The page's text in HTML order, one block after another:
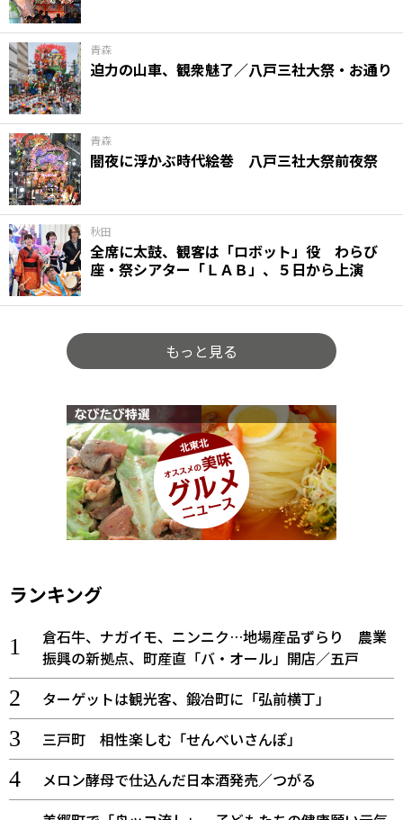
青森
迫力の山車、観衆魅了／八戸三社大祭・お通り
青森
闇夜に浮かぶ時代絵巻 八戸三社大祭前夜祭
秋田
全席に太鼓、観客は「ロボット」役 わらび
座・祭シアター「ＬＡＢ」、５日から上演
もっと見る
ランキング
倉石牛、ナガイモ、ニンニク…地場産品ずらり 農業
振興の新拠点、町産直「バ・オール」開店／五戸
ターゲットは観光客、鍛冶町に「弘前横丁」
三戸町 相性楽しむ「せんべいさんぽ」
メロン酵母で仕込んだ日本酒発売／つがる